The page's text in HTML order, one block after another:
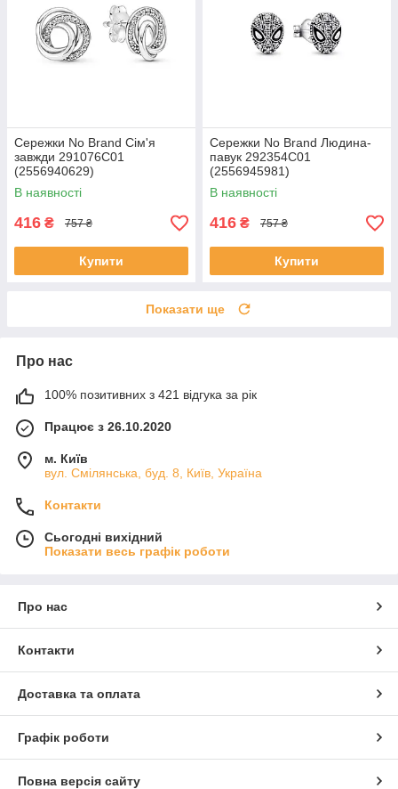
Сережки No Brand Сім'я
завжди 291076C01
(2556940629)
В наявності
416 ₴ 757 ₴
Купити
Сережки No Brand Людина-
павук 292354C01
(2556945981)
В наявності
416 ₴ 757 ₴
Купити
Показати ще
Про нас
100% позитивних з 421 відгука за рік
Працює з 26.10.2020
м. Київ
вул. Смілянська, буд. 8, Київ, Україна
Контакти
Сьогодні вихідний
Показати весь графік роботи
Про нас
Контакти
Доставка та оплата
Графік роботи
Повна версія сайту